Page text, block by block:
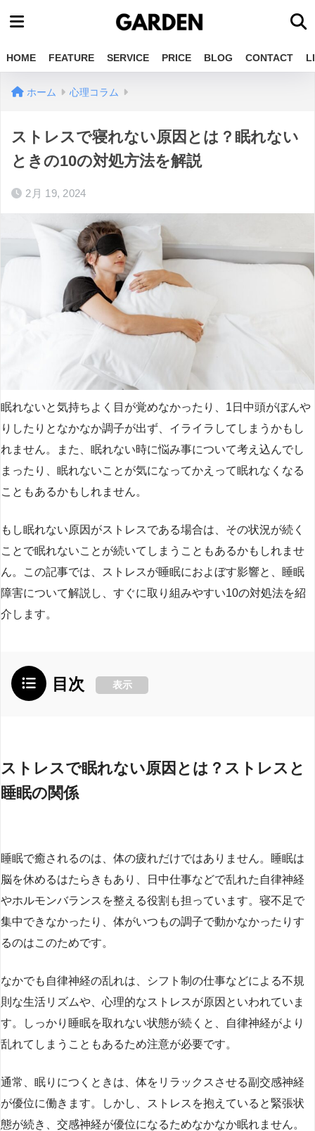
HOME FEATURE SERVICE PRICE BLOG CONTACT
ホーム 心理コラム
ストレスで寝れない原因とは？眠れない
ときの10の対処方法を解説
2月 19, 2024
眠れないと気持ちよく目が覚めなかったり、1日中頭がぼんや
りしたりとなかなか調子が出ず、イライラしてしまうかもし
れません。また、眠れない時に悩み事について考え込んでし
まったり、眠れないことが気になってかえって眠れなくなる
こともあるかもしれません。
もし眠れない原因がストレスである場合は、その状況が続く
ことで眠れないことが続いてしまうこともあるかもしれませ
ん。この記事では、ストレスが睡眠におよぼす影響と、睡眠
障害について解説し、すぐに取り組みやすい10の対処法を紹
介します。
目次 表示
ストレスで眠れない原因とは？ストレスと
睡眠の関係
睡眠で癒されるのは、体の疲れだけではありません。睡眠は
脳を休めるはたらきもあり、日中仕事などで乱れた自律神経
やホルモンバランスを整える役割も担っています。寝不足で
集中できなかったり、体がいつもの調子で動かなかったりす
るのはこのためです。
なかでも自律神経の乱れは、シフト制の仕事などによる不規
則な生活リズムや、心理的なストレスが原因といわれていま
す。しっかり睡眠を取れない状態が続くと、自律神経がより
乱れてしまうこともあるため注意が必要です。
通常、眠りにつくときは、体をリラックスさせる副交感神経
が優位に働きます。しかし、ストレスを抱えていると緊張状
態が続き、交感神経が優位になるためなかなか眠れません。